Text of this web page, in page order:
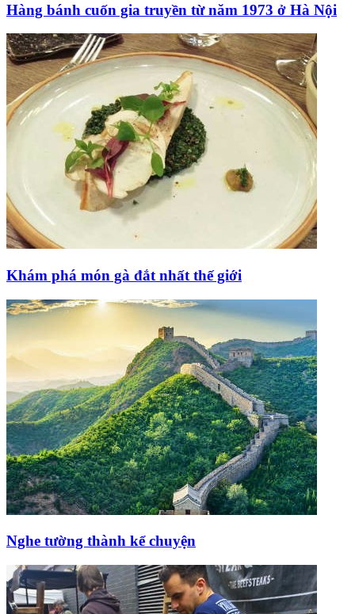
Hàng bánh cuốn gia truyền từ năm 1973 ở Hà Nội
Khám phá món gà đắt nhất thế giới
Nghe tường thành kể chuyện